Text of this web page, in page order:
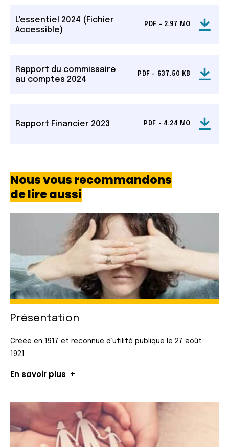
L'essentiel 2024 (Fichier
Accessible)
PDF - 2.97 MO
Rapport du commissaire
au comptes 2024
PDF - 637.50 KB
Rapport Financier 2023 PDF - 4.24 MO
Nous vous recommandons
de lire aussi
Présentation
Créée en 1917 et reconnue d’utilité publique le 27 août
1921.
En savoir plus